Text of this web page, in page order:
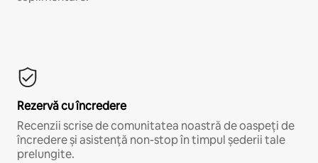
Rezervă cu încredere
Recenzii scrise de comunitatea noastră de oaspeți de
încredere și asistență non-stop în timpul șederii tale
prelungite.